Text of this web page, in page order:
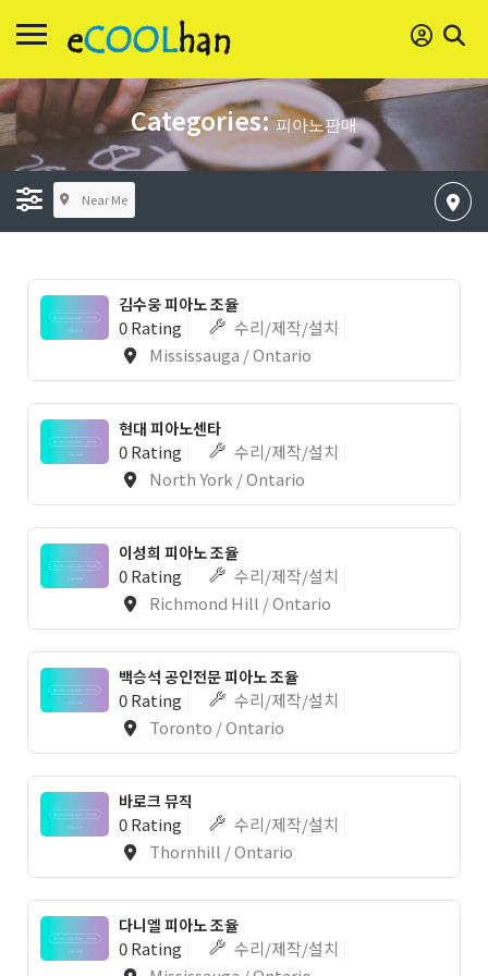
Categories:피아노판매
Near Me
김수웅 피아노 조율
0 Rating
수리/제작/설치
Mississauga / Ontario
현대 피아노센타
0 Rating
수리/제작/설치
North York / Ontario
이성희 피아노 조율
0 Rating
수리/제작/설치
Richmond Hill / Ontario
백승석 공인전문 피아노 조율
0 Rating
수리/제작/설치
Toronto / Ontario
바로크 뮤직
0 Rating
수리/제작/설치
Thornhill / Ontario
다니엘 피아노 조율
0 Rating
수리/제작/설치